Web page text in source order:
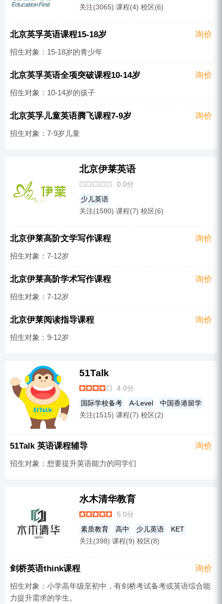
关注(3065) 课程(4) 校区(6)
北京英孚英语课程15-18岁 询价
招生对象：15-18岁的青少年
北京英孚英语全项突破课程10-14岁 询价
招生对象：10-14岁的孩子
北京英孚儿童英语腾飞课程7-9岁 询价
招生对象：7-9岁儿童
北京伊莱英语
0.0分
少儿英语
关注(1580) 课程(7) 校区(6)
北京伊莱高阶文学写作课程 询价
招生对象：7-12岁
北京伊莱高阶学术写作课程 询价
招生对象：7-12岁
北京伊莱阅读指导课程 询价
招生对象：9-12岁
51Talk
4.0分
国际学校备考 A-Level
中国香港留学
香港DSE
少儿英语 AP
关注(1515) 课程(7) 校区(2)
51Talk 英语课程辅导 询价
招生对象：想要提升英语能力的同学们
水木清华教育
5.0分
素质教育 高中 少儿英语
KET
关注(398) 课程(9) 校区(8)
剑桥英语think课程 询价
招生对象：小学高年级至初中，有剑桥考试备考或英语综合能
力提升需求的学生。